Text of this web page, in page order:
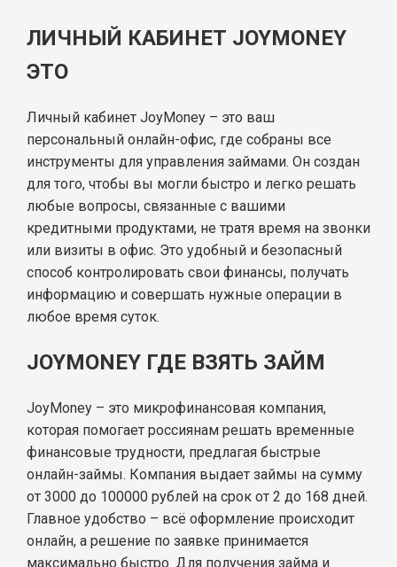
ЛИЧНЫЙ КАБИНЕТ JOYMONEY
ЭТО
Личный кабинет JoyMoney – это ваш
персональный онлайн-офис, где собраны все
инструменты для управления займами. Он создан
для того, чтобы вы могли быстро и легко решать
любые вопросы, связанные с вашими
кредитными продуктами, не тратя время на звонки
или визиты в офис. Это удобный и безопасный
способ контролировать свои финансы, получать
информацию и совершать нужные операции в
любое время суток.
JOYMONEY ГДЕ ВЗЯТЬ ЗАЙМ
JoyMoney – это микрофинансовая компания,
которая помогает россиянам решать временные
финансовые трудности, предлагая быстрые
онлайн-займы. Компания выдает займы на сумму
от 3000 до 100000 рублей на срок от 2 до 168 дней.
Главное удобство – всё оформление происходит
онлайн, а решение по заявке принимается
максимально быстро. Для получения займа и